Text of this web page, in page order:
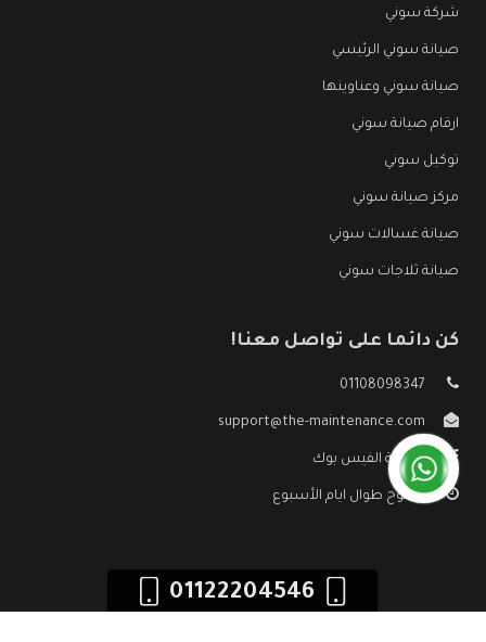
شركة سوني
صيانة سوني الرئيسي
صيانة سوني وعناوينها
ارقام صيانة سوني
توكيل سوني
مركز صيانة سوني
صيانة غسالات سوني
صيانة ثلاجات سوني
كن دائما على تواصل معنا!
01108098347
support@the-maintenance.com
صفحة الفيس بوك
مفتوح طوال ايام الأسبوع
01122204546